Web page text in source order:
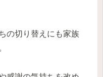
の切り替えにも家族